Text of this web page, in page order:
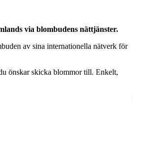
via blombudens nättjänster.
av sina internationella nätverk för
önskar skicka blommor till. Enkelt,